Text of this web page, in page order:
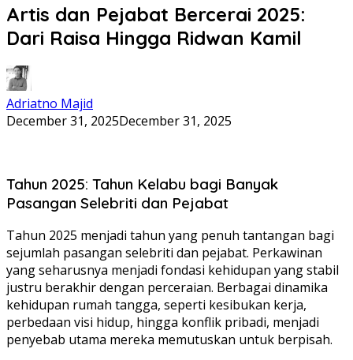
Artis dan Pejabat Bercerai 2025:
Dari Raisa Hingga Ridwan Kamil
Adriatno Majid
December 31, 2025December 31, 2025
Tahun 2025: Tahun Kelabu bagi Banyak
Pasangan Selebriti dan Pejabat
Tahun 2025 menjadi tahun yang penuh tantangan bagi
sejumlah pasangan selebriti dan pejabat. Perkawinan
yang seharusnya menjadi fondasi kehidupan yang stabil
justru berakhir dengan perceraian. Berbagai dinamika
kehidupan rumah tangga, seperti kesibukan kerja,
perbedaan visi hidup, hingga konflik pribadi, menjadi
penyebab utama mereka memutuskan untuk berpisah.